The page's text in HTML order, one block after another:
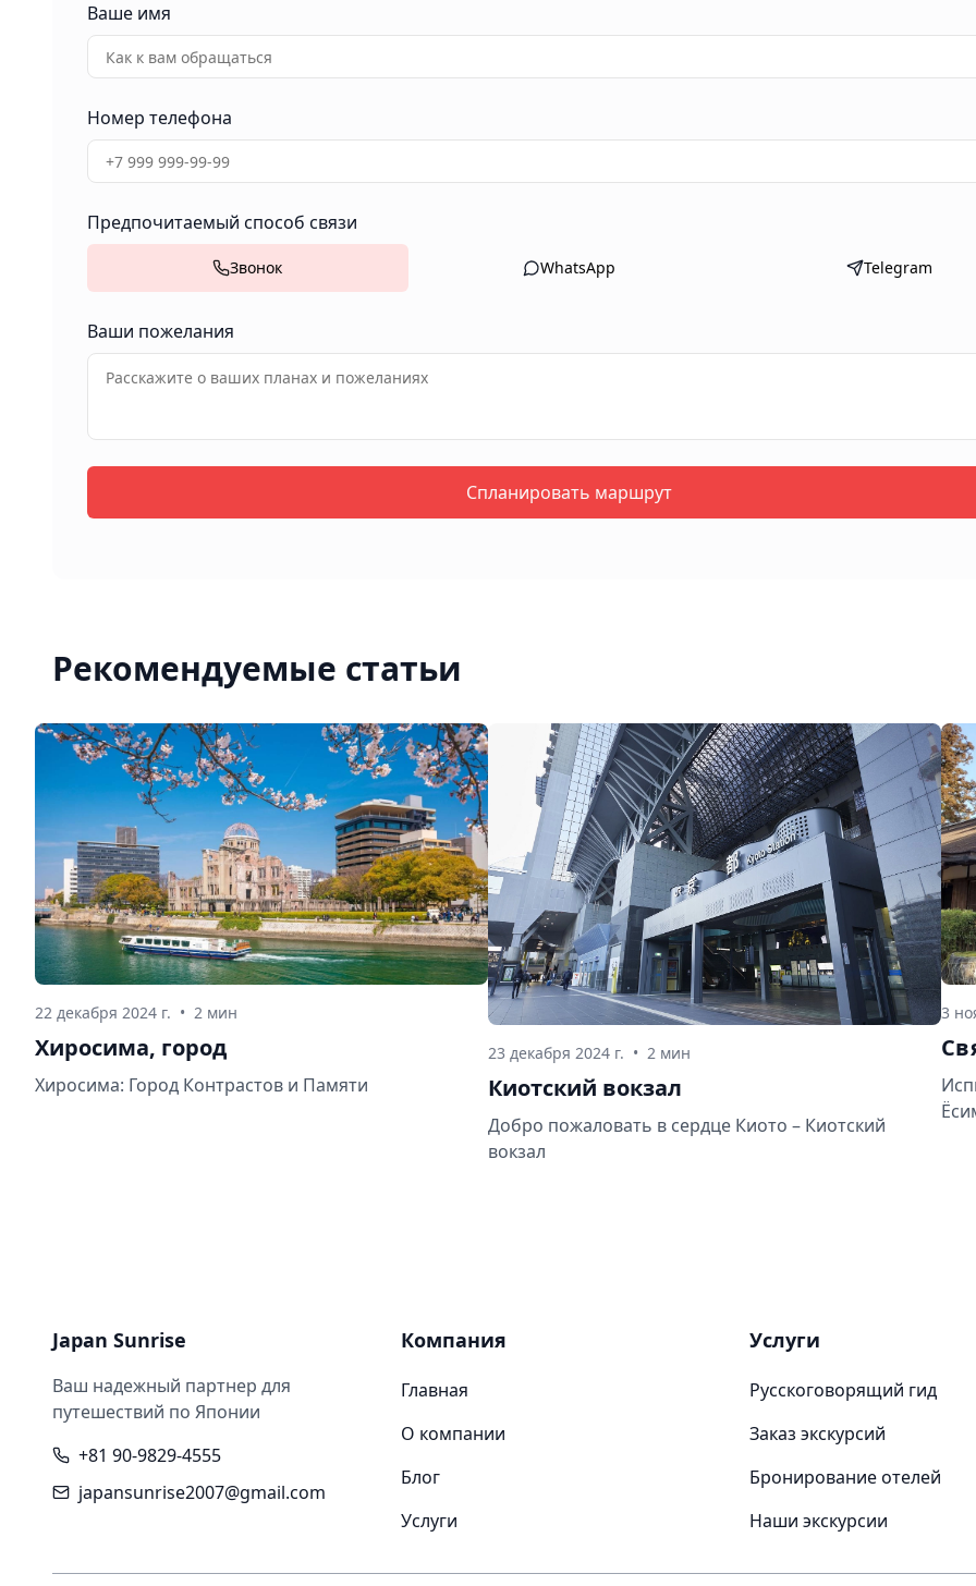
Ваше имя
Номер телефона
Предпочитаемый способ связи
Звонок WhatsApp Telegram
Ваши пожелания
Спланировать маршрут
Рекомендуемые статьи
22 декабря 2024 г. • 2 мин
Хиросима, город
Хиросима: Город Контрастов и Памяти
23 декабря 2024 г. • 2 мин
Киотский вокзал
Добро пожаловать в сердце Киото – Киотский
вокзал
3
Japan Sunrise
Ваш надежный партнер для
путешествий по Японии
+81 90-9829-4555
japansunrise2007@gmail.com
Компания
Главная
О компании
Блог
Услуги
Услуги
Русскоговорящий гид
Заказ экскурсий
Бронирование отелей
Наши экскурсии